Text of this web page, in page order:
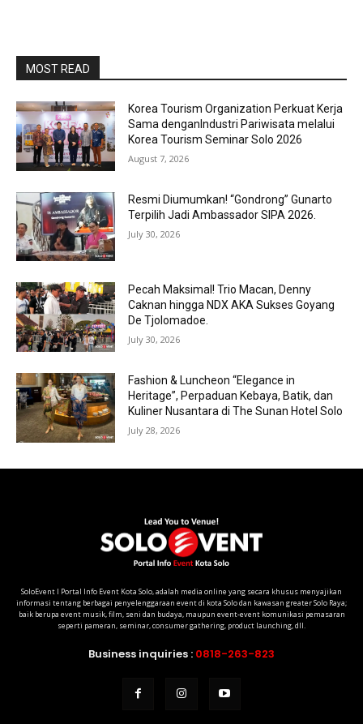
MOST READ
Korea Tourism Organization Perkuat Kerja
Sama denganIndustri Pariwisata melalui
Korea Tourism Seminar Solo 2026
August 7, 2026
Resmi Diumumkan! “Gondrong” Gunarto
Terpilih Jadi Ambassador SIPA 2026.
July 30, 2026
Pecah Maksimal! Trio Macan, Denny
Caknan hingga NDX AKA Sukses Goyang
De Tjolomadoe.
July 30, 2026
Fashion & Luncheon “Elegance in
Heritage”, Perpaduan Kebaya, Batik, dan
Kuliner Nusantara di The Sunan Hotel Solo
July 28, 2026
SoloEvent I Portal Info Event Kota Solo, adalah media online yang secara khusus menyajikan
informasi tentang berbagai penyelenggaraan event di kota Solo dan kawasan greater Solo Raya;
baik berupa event musik, film, seni dan budaya, maupun event-event komunikasi pemasaran
seperti pameran, seminar, consumer gathering, product launching, dll.
Business inquiries : 0818-263-823